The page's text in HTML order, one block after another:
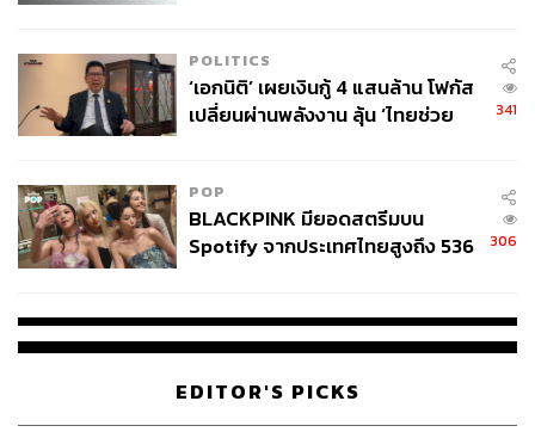
POLITICS
‘เอกนิติ’ เผยเงินกู้ 4 แสนล้าน โฟกัส
เปลี่ยนผ่านพลังงาน ลุ้น ‘ไทยช่วย
341
POP
BLACKPINK มียอดสตรีมบน
Spotify จากประเทศไทยสูงถึง 536
306
EDITOR'S PICKS